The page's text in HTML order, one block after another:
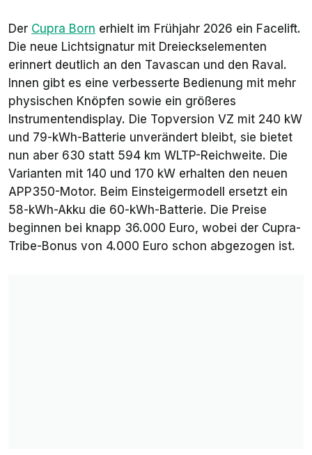
Der Cupra Born erhielt im Frühjahr 2026 ein Facelift.
Die neue Lichtsignatur mit Dreieckselementen
erinnert deutlich an den Tavascan und den Raval.
Innen gibt es eine verbesserte Bedienung mit mehr
physischen Knöpfen sowie ein größeres
Instrumentendisplay. Die Topversion VZ mit 240 kW
und 79-kWh-Batterie unverändert bleibt, sie bietet
nun aber 630 statt 594 km WLTP-Reichweite. Die
Varianten mit 140 und 170 kW erhalten den neuen
APP350-Motor. Beim Einsteigermodell ersetzt ein
58-kWh-Akku die 60-kWh-Batterie. Die Preise
beginnen bei knapp 36.000 Euro, wobei der Cupra-
Tribe-Bonus von 4.000 Euro schon abgezogen ist.